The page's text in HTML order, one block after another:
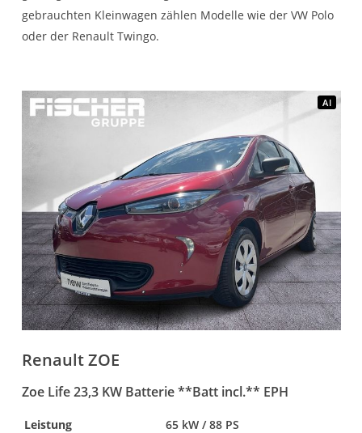
gebrauchten Kleinwagen zählen Modelle wie der VW Polo
oder der Renault Twingo.
AI
RenaultZOE
Zoe Life 23,3 KW Batterie **Batt incl.** EPH
Leistung
65 kW / 88 PS